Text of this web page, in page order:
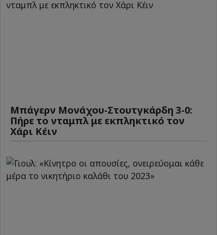
Μπάγερν Μονάχου-Στουτγκάρδη 3-0:
Πήρε το νταμπλ με εκπληκτικό τον
Χάρι Κέιν